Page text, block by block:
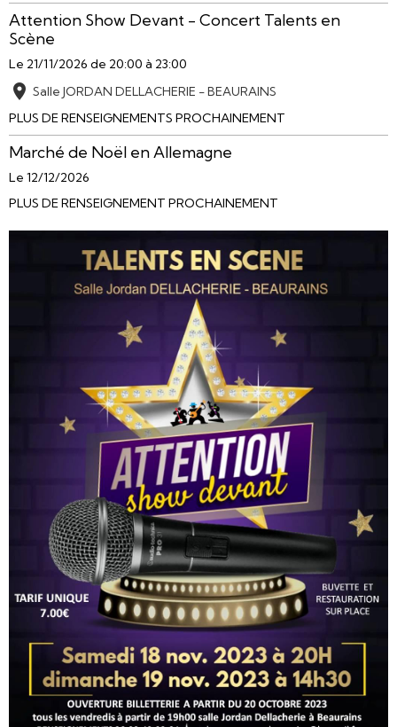
Attention Show Devant - Concert Talents en
Scène
Le 21/11/2026 de 20:00 à 23:00
Salle JORDAN DELLACHERIE - BEAURAINS
PLUS DE RENSEIGNEMENTS PROCHAINEMENT
Marché de Noël en Allemagne
Le 12/12/2026
PLUS DE RENSEIGNEMENT PROCHAINEMENT